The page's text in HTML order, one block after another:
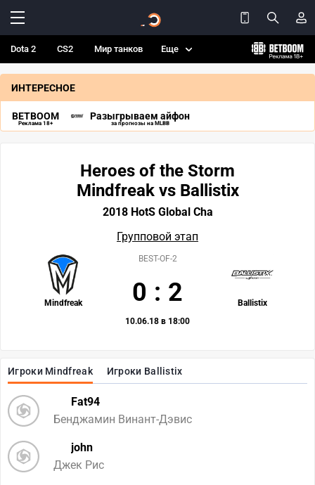
Dota 2 CS2 Мир танков Еще
ИНТЕРЕСНОЕ
BETBOOM
Реклама 18+
Разыгрываем айфон
за прогнозы на MLBB
Игроки Mindfreak Игроки Ballistix
Fat94
Бенджамин Винант-Дэвис
john
Джек Рис
Heroes of the Storm
Mindfreak vs Ballistix
2018 HotS Global Cha
Групповой этап
Mindfreak Ballistix
BEST-OF-2
0 : 2
10.06.18 в 18:00